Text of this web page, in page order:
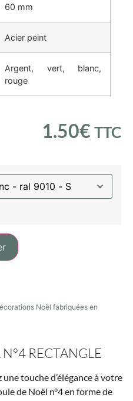
60 mm
Acier peint
Argent, vert, blanc,
rouge
1.50€ TTC
Noël fabriquées en
RECTANGLE
touche d’élégance à votre
de Noël n°4 en forme de